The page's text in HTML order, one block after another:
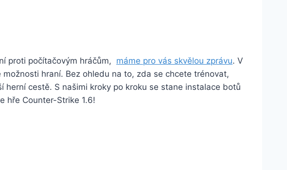
proti ‌počítačovým​ hráčům, máme pro vás skvělou zprávu. V
hraní. Bez ohledu ⁣na to, zda se chcete ⁢trénovat,
cestě. S našimi kroky po kroku se stane ⁢instalace botů
hře Counter-Strike 1.6!